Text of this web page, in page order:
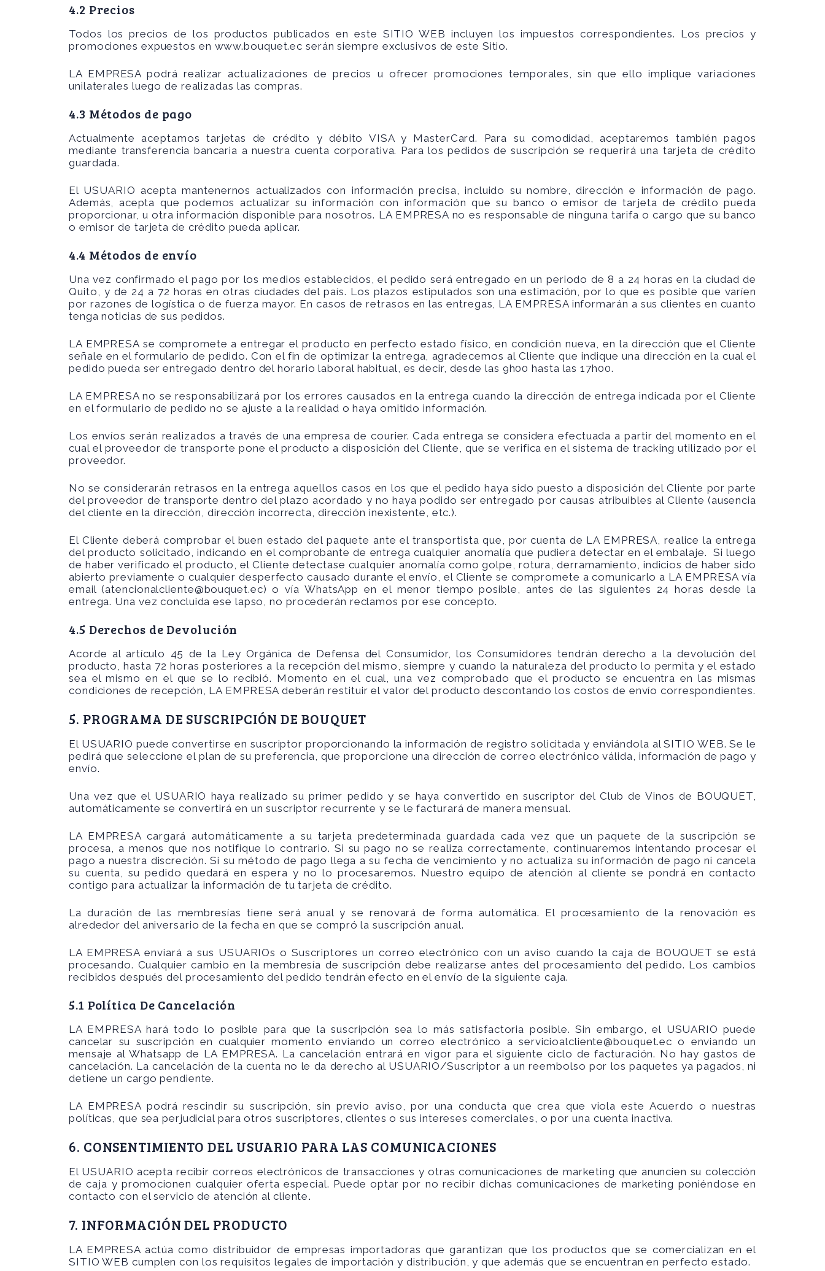
4.2 Precios
Todos los precios de los productos publicados en este SITIO WEB incluyen los impuestos correspondientes. Los precios y
promociones expuestos en www.bouquet.ec serán siempre exclusivos de este Sitio.
LA EMPRESA podrá realizar actualizaciones de precios u ofrecer promociones temporales, sin que ello implique variaciones
unilaterales luego de realizadas las compras.
4.3 Métodos de pago
Actualmente aceptamos tarjetas de crédito y débito VISA y MasterCard. Para su comodidad, aceptaremos también pagos
mediante transferencia bancaria a nuestra cuenta corporativa. Para los pedidos de suscripción se requerirá una tarjeta de crédito
guardada.
El USUARIO acepta mantenernos actualizados con información precisa, incluido su nombre, dirección e información de pago.
Además, acepta que podemos actualizar su información con información que su banco o emisor de tarjeta de crédito pueda
proporcionar, u otra información disponible para nosotros. LA EMPRESA no es responsable de ninguna tarifa o cargo que su banco
o emisor de tarjeta de crédito pueda aplicar.
4.4 Métodos de envío
Una vez confirmado el pago por los medios establecidos, el pedido será entregado en un periodo de 8 a 24 horas en la ciudad de
Quito, y de 24 a 72 horas en otras ciudades del país. Los plazos estipulados son una estimación, por lo que es posible que varíen
por razones de logística o de fuerza mayor. En casos de retrasos en las entregas, LA EMPRESA informarán a sus clientes en cuanto
tenga noticias de sus pedidos.
LA EMPRESA se compromete a entregar el producto en perfecto estado físico, en condición nueva, en la dirección que el Cliente
señale en el formulario de pedido. Con el fin de optimizar la entrega, agradecemos al Cliente que indique una dirección en la cual el
pedido pueda ser entregado dentro del horario laboral habitual, es decir, desde las 9h00 hasta las 17h00.
LA EMPRESA no se responsabilizará por los errores causados en la entrega cuando la dirección de entrega indicada por el Cliente
en el formulario de pedido no se ajuste a la realidad o haya omitido información.
Los envíos serán realizados a través de una empresa de courier. Cada entrega se considera efectuada a partir del momento en el
cual el proveedor de transporte pone el producto a disposición del Cliente, que se verifica en el sistema de tracking utilizado por el
proveedor.
No se considerarán retrasos en la entrega aquellos casos en los que el pedido haya sido puesto a disposición del Cliente por parte
del proveedor de transporte dentro del plazo acordado y no haya podido ser entregado por causas atribuibles al Cliente (ausencia
del cliente en la dirección, dirección incorrecta, dirección inexistente, etc.).
El Cliente deberá comprobar el buen estado del paquete ante el transportista que, por cuenta de LA EMPRESA, realice la entrega
del producto solicitado, indicando en el comprobante de entrega cualquier anomalía que pudiera detectar en el embalaje. Si luego
de haber verificado el producto, el Cliente detectase cualquier anomalía como golpe, rotura, derramamiento, indicios de haber sido
abierto previamente o cualquier desperfecto causado durante el envío, el Cliente se compromete a comunicarlo a LA EMPRESA vía
email (atencionalcliente@bouquet.ec) o vía WhatsApp en el menor tiempo posible, antes de las siguientes 24 horas desde la
entrega. Una vez concluida ese lapso, no procederán reclamos por ese concepto.
4.5 Derechos de Devolución
Acorde al artículo 45 de la Ley Orgánica de Defensa del Consumidor, los Consumidores tendrán derecho a la devolución del
producto, hasta 72 horas posteriores a la recepción del mismo, siempre y cuando la naturaleza del producto lo permita y el estado
sea el mismo en el que se lo recibió. Momento en el cual, una vez comprobado que el producto se encuentra en las mismas
condiciones de recepción, LA EMPRESA deberán restituir el valor del producto descontando los costos de envío correspondientes.
5. PROGRAMA DE SUSCRIPCIÓN DE BOUQUET
El USUARIO puede convertirse en suscriptor proporcionando la información de registro solicitada y enviándola al SITIO WEB. Se le
pedirá que seleccione el plan de su preferencia, que proporcione una dirección de correo electrónico válida, información de pago y
envío.
Una vez que el USUARIO haya realizado su primer pedido y se haya convertido en suscriptor del Club de Vinos de BOUQUET,
automáticamente se convertirá en un suscriptor recurrente y se le facturará de manera mensual.
LA EMPRESA cargará automáticamente a su tarjeta predeterminada guardada cada vez que un paquete de la suscripción se
procesa, a menos que nos notifique lo contrario. Si su pago no se realiza correctamente, continuaremos intentando procesar el
pago a nuestra discreción. Si su método de pago llega a su fecha de vencimiento y no actualiza su información de pago ni cancela
su cuenta, su pedido quedará en espera y no lo procesaremos. Nuestro equipo de atención al cliente se pondrá en contacto
contigo para actualizar la información de tu tarjeta de crédito.
La duración de las membresías tiene será anual y se renovará de forma automática. El procesamiento de la renovación es
alrededor del aniversario de la fecha en que se compró la suscripción anual.
LA EMPRESA enviará a sus USUARIOs o Suscriptores un correo electrónico con un aviso cuando la caja de BOUQUET se está
procesando. Cualquier cambio en la membresía de suscripción debe realizarse antes del procesamiento del pedido. Los cambios
recibidos después del procesamiento del pedido tendrán efecto en el envío de la siguiente caja.
5.1 Política De Cancelación
LA EMPRESA hará todo lo posible para que la suscripción sea lo más satisfactoria posible. Sin embargo, el USUARIO puede
cancelar su suscripción en cualquier momento enviando un correo electrónico a servicioalcliente@bouquet.ec o enviando un
mensaje al Whatsapp de LA EMPRESA. La cancelación entrará en vigor para el siguiente ciclo de facturación. No hay gastos de
cancelación. La cancelación de la cuenta no le da derecho al USUARIO/Suscriptor a un reembolso por los paquetes ya pagados, ni
detiene un cargo pendiente.
LA EMPRESA podrá rescindir su suscripción, sin previo aviso, por una conducta que crea que viola este Acuerdo o nuestras
políticas, que sea perjudicial para otros suscriptores, clientes o sus intereses comerciales, o por una cuenta inactiva.
6. CONSENTIMIENTO DEL USUARIO PARA LAS COMUNICACIONES
El USUARIO acepta recibir correos electrónicos de transacciones y otras comunicaciones de marketing que anuncien su colección
de caja y promocionen cualquier oferta especial. Puede optar por no recibir dichas comunicaciones de marketing poniéndose en
contacto con el servicio de atención al cliente.
7. INFORMACIÓN DEL PRODUCTO
LA EMPRESA actúa como distribuidor de empresas importadoras que garantizan que los productos que se comercializan en el
SITIO WEB cumplen con los requisitos legales de importación y distribución, y que además que se encuentran en perfecto estado.